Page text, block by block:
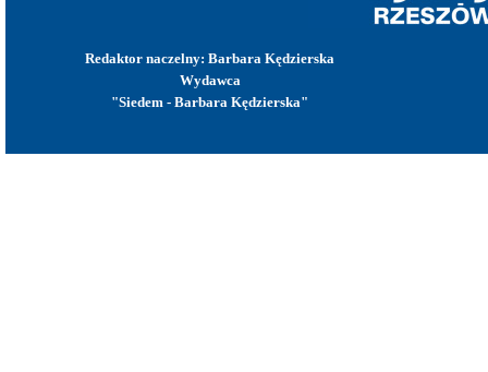
Redaktor naczelny: Barbara Kędzierska
Wydawca
"Siedem - Barbara Kędzierska"